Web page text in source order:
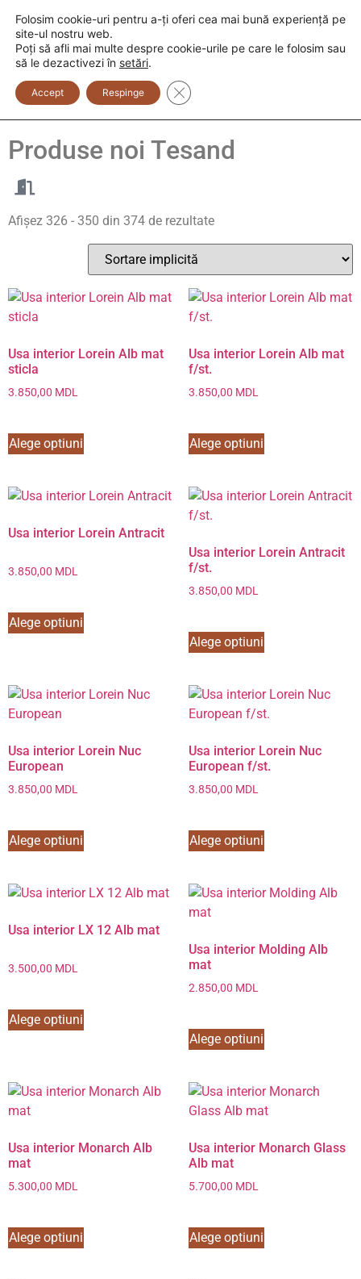
+373 600 888 33 +373 600 888 44
0
Noutati
Produse noi Tesand
Afișez 326 - 350 din 374 de rezultate
Usa interior Lorein Alb mat
sticla
3.850,00 MDL
Alege optiuni
Usa interior Lorein Alb mat
f/st.
3.850,00 MDL
Alege optiuni
Usa interior Lorein Antracit
3.850,00 MDL
Alege optiuni
Usa interior Lorein Antracit
f/st.
3.850,00 MDL
Alege optiuni
Usa interior Lorein Nuc
European
3.850,00 MDL
Alege optiuni
Usa interior Lorein Nuc
European f/st.
3.850,00 MDL
Alege optiuni
Usa interior LX 12 Alb mat
3.500,00 MDL
Alege optiuni
Usa interior Molding Alb
mat
2.850,00 MDL
Alege optiuni
Usa interior Monarch Alb
mat
5.300,00 MDL
Alege optiuni
Usa interior Monarch Glass
Alb mat
5.700,00 MDL
Alege optiuni
Folosim cookie-uri pentru a-ți oferi cea mai bună experiență pe
site-ul nostru web.
Poți să afli mai multe despre cookie-urile pe care le folosim sau
să le dezactivezi în setări.
Accept Respinge Close GDPR Cookie Banner